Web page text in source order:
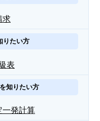
求
りたい方
表
知りたい方
一発計算